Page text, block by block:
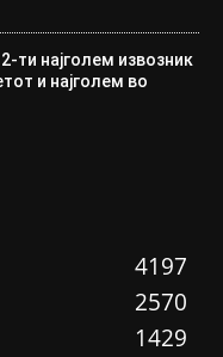
ти најголем извозник
и најголем во
4197
2570
1429